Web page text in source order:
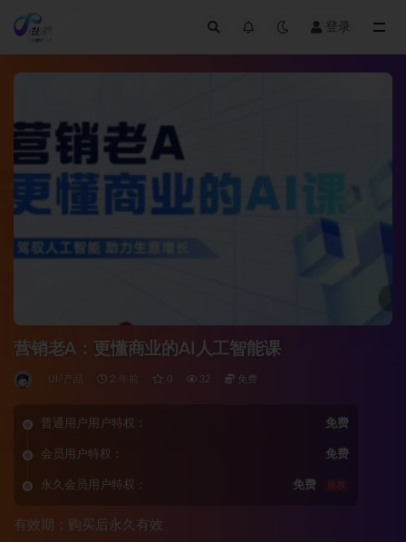
登录
营销老A：更懂商业的AI人工智能课
UI/产品 2 年前 0 32 免费
普通用户用户特权： 免费
会员用户特权： 免费
永久会员用户特权： 免费 推荐
有效期：购买后永久有效